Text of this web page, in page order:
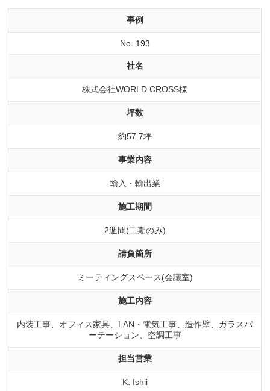
事例
No. 193
社名
株式会社WORLD CROSS様
坪数
約57.7坪
事業内容
輸入・輸出業
施工期間
2週間(工期のみ)
請負箇所
ミーティングスペース(会議室)
施工内容
内装工事、オフィス家具、LAN・電気工事、造作壁、ガラスパ
ーテーション、空調工事
担当営業
K. Ishii